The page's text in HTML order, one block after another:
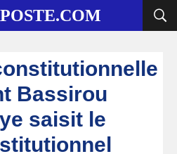
Bassirou
saisit le